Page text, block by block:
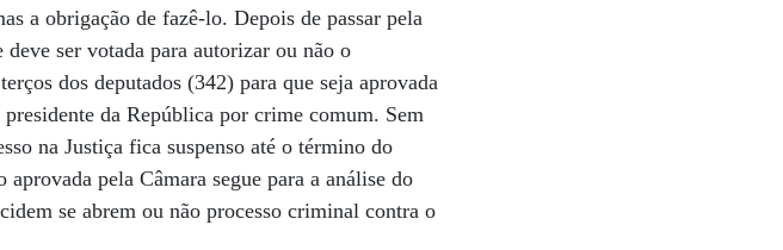
a obrigação de fazê-lo. Depois de passar pela
ser votada para autorizar ou não o
dos deputados (342) para que seja aprovada
da República por crime comum. Sem
na Justiça fica suspenso até o término do
pela Câmara segue para a análise do
se abrem ou não processo criminal contra o